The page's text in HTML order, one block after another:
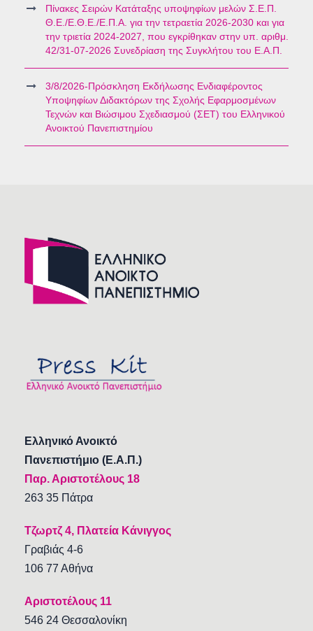
Πίνακες Σειρών Κατάταξης υποψηφίων μελών Σ.Ε.Π.
Θ.Ε./Ε.Θ.Ε./Ε.Π.Α. για την τετραετία 2026-2030 και για
την τριετία 2024-2027, που εγκρίθηκαν στην υπ. αριθμ.
42/31-07-2026 Συνεδρίαση της Συγκλήτου του Ε.Α.Π.
3/8/2026-Πρόσκληση Εκδήλωσης Ενδιαφέροντος
Υποψηφίων Διδακτόρων της Σχολής Εφαρμοσμένων
Τεχνών και Βιώσιμου Σχεδιασμού (ΣΕΤ) του Ελληνικού
Ανοικτού Πανεπιστημίου
Ελληνικό Ανοικτό
Πανεπιστήμιο (Ε.Α.Π.)
Παρ. Αριστοτέλους 18
263 35 Πάτρα
Τζωρτζ 4, Πλατεία Κάνιγγος
Γραβιάς 4-6
106 77 Αθήνα
Αριστοτέλους 11
546 24 Θεσσαλονίκη